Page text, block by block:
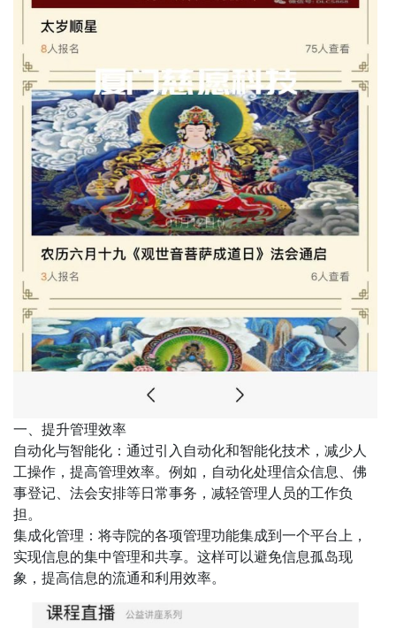
一、提升管理效率
自动化与智能化：通过引入自动化和智能化技术，减少人
工操作，提高管理效率。例如，自动化处理信众信息、佛
事登记、法会安排等日常事务，减轻管理人员的工作负
担。
集成化管理：将寺院的各项管理功能集成到一个平台上，
实现信息的集中管理和共享。这样可以避免信息孤岛现
象，提高信息的流通和利用效率。